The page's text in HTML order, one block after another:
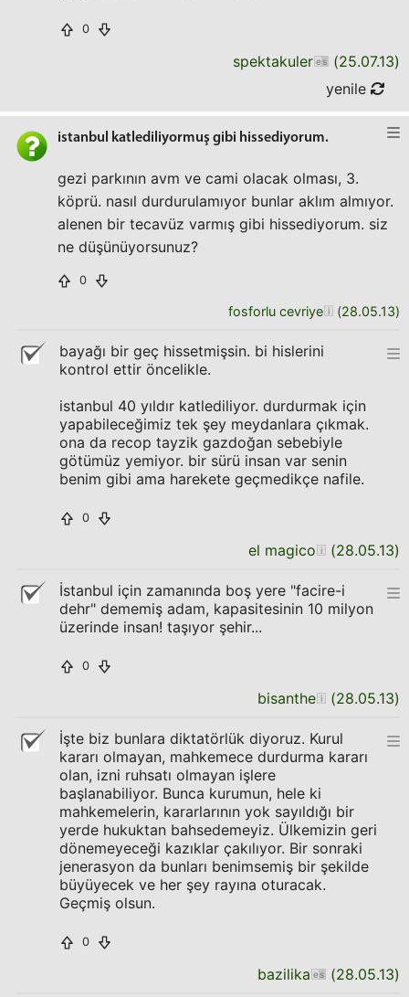
0
spektakuler (25.07.13)
yenile
istanbul katlediliyormuş gibi hissediyorum.
gezi parkının avm ve cami olacak olması, 3.
köprü. nasıl durdurulamıyor bunlar aklım almıyor.
alenen bir tecavüz varmış gibi hissediyorum. siz
ne düşünüyorsunuz?
0
fosforlu cevriye (28.05.13)
bayağı bir geç hissetmişsin. bi hislerini
kontrol ettir öncelikle.
istanbul 40 yıldır katlediliyor. durdurmak için
yapabileceğimiz tek şey meydanlara çıkmak.
ona da recop tayzik gazdoğan sebebiyle
götümüz yemiyor. bir sürü insan var senin
benim gibi ama harekete geçmedikçe nafile.
0
el magico (28.05.13)
İstanbul için zamanında boş yere "facire-i
dehr" dememiş adam, kapasitesinin 10 milyon
üzerinde insan! taşıyor şehir...
0
bisanthe (28.05.13)
İşte biz bunlara diktatörlük diyoruz. Kurul
kararı olmayan, mahkemece durdurma kararı
olan, izni ruhsatı olmayan işlere
başlanabiliyor. Bunca kurumun, hele ki
mahkemelerin, kararlarının yok sayıldığı bir
yerde hukuktan bahsedemeyiz. Ülkemizin geri
dönemeyeceği kazıklar çakılıyor. Bir sonraki
jenerasyon da bunları benimsemiş bir şekilde
büyüyecek ve her şey rayına oturacak.
Geçmiş olsun.
0
bazilika (28.05.13)